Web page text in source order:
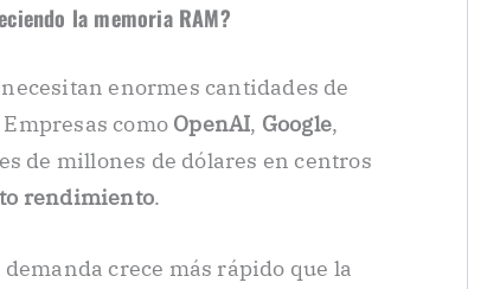
la memoria RAM?
necesitan enormes cantidades de
como OpenAI, Google,
de millones de dólares en centros
rendimiento.
crece más rápido que la